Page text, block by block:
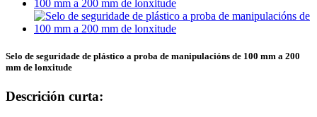
Selo de seguridade de plástico a proba de manipulacións de 100 mm a 200
mm de lonxitude
Descrición curta: